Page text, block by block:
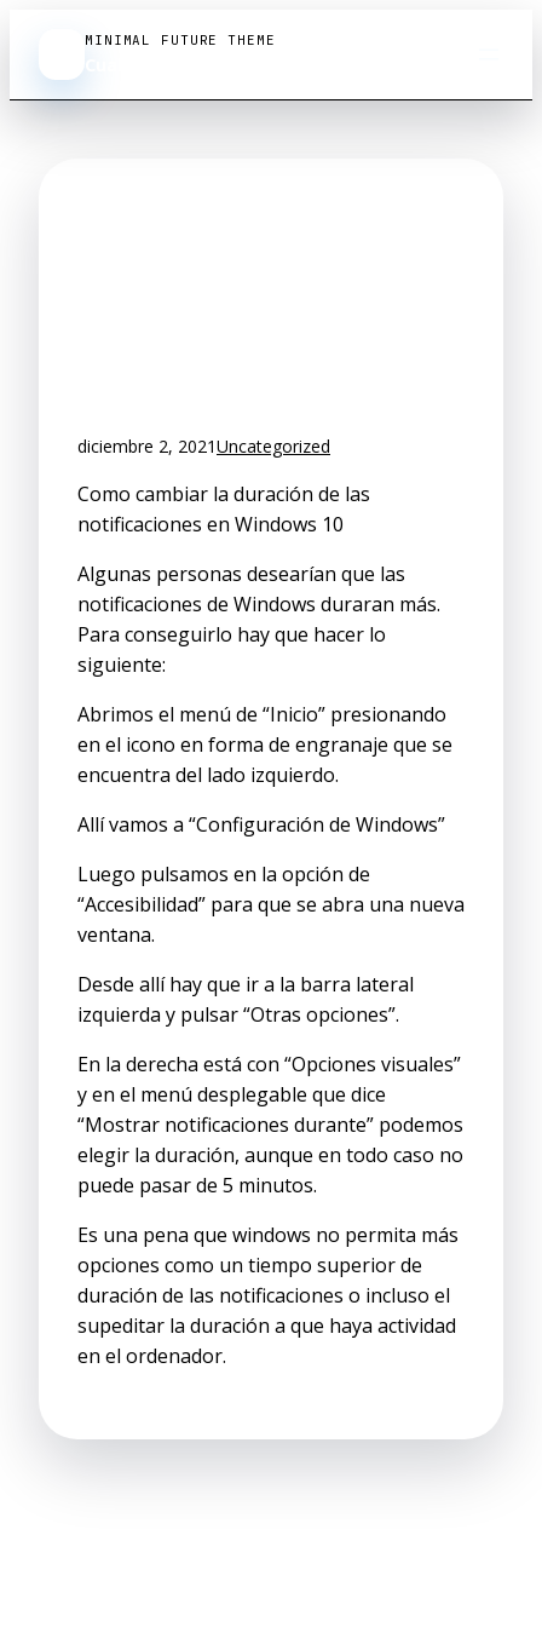
MINIMAL FUTURE THEME
diciembre 2, 2021Uncategorized
Como cambiar la duración de las
notificaciones en Windows 10
Algunas personas desearían que las
notificaciones de Windows duraran más.
Para conseguirlo hay que hacer lo
siguiente:
Abrimos el menú de “Inicio” presionando
en el icono en forma de engranaje que se
encuentra del lado izquierdo.
Allí vamos a “Configuración de Windows”
Luego pulsamos en la opción de
“Accesibilidad” para que se abra una nueva
ventana.
Desde allí hay que ir a la barra lateral
izquierda y pulsar “Otras opciones”.
En la derecha está con “Opciones visuales”
y en el menú desplegable que dice
“Mostrar notificaciones durante” podemos
elegir la duración, aunque en todo caso no
puede pasar de 5 minutos.
Es una pena que windows no permita más
opciones como un tiempo superior de
duración de las notificaciones o incluso el
supeditar la duración a que haya actividad
en el ordenador.